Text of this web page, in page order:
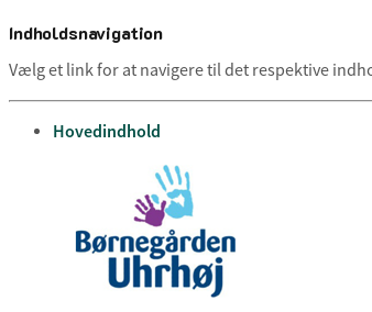
Indholdsnavigation
Vælg et link for at navigere til det respektive
gå til
Hovedindhold